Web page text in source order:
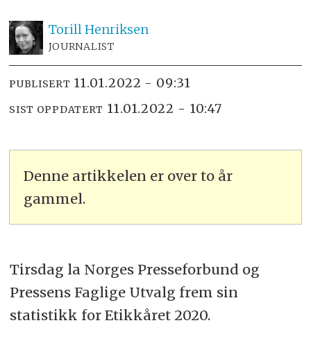
TorillHenriksen
JOURNALIST
PUBLISERT 11.01.2022 - 09:31
SIST OPPDATERT 11.01.2022 - 10:47
Denne artikkelen er over to år
gammel.
Tirsdag la Norges Presseforbund og
Pressens Faglige Utvalg frem sin
statistikk for Etikkåret 2020.